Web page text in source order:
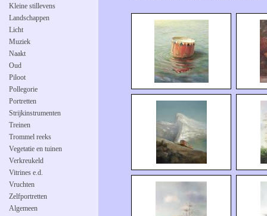
Kleine stillevens
Landschappen
Licht
Muziek
Naakt
Oud
Piloot
Pollegorie
Portretten
Strijkinstrumenten
Treinen
Trommel reeks
Vegetatie en tuinen
Verkreukeld
Vitrines e.d.
Vruchten
Zelfportretten
Algemeen